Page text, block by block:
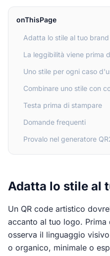
onThisPage
Adatta lo stile al tuo brand
La leggibilità viene prima
Uno stile per ogni caso
Combinare uno stile con
Testa prima di stampare
Domande frequenti
Provalo nel generatore
Adatta lo stile al
Un QR code artistico
accanto al tuo logo. Prima
osserva il linguaggio
o organico, minimale o